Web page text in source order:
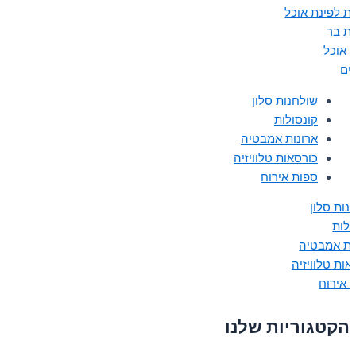
לפינת אוכל
בר
אוכל
שולחנות סלון
קונסולות
ארונות אמבטיה
כורסאות טלוויזיה
ספות אירוח
סלון
אמבטיה
טלוויזיה
אירוח
הקטגוריות שלנו